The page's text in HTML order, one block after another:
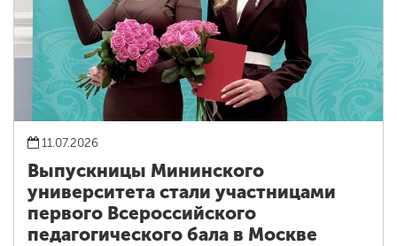
11.07.2026
Выпускницы Мининского
университета стали участницами
первого Всероссийского
педагогического бала в Москве